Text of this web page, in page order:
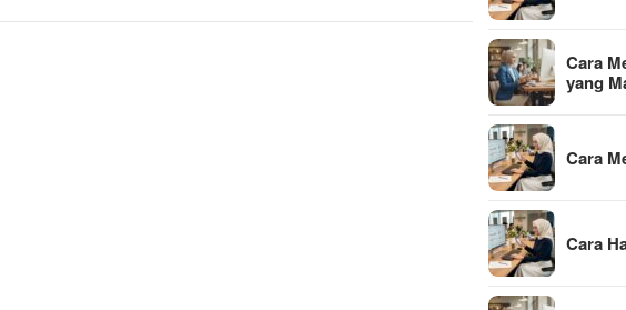
Cara
yang
Cara
Cara